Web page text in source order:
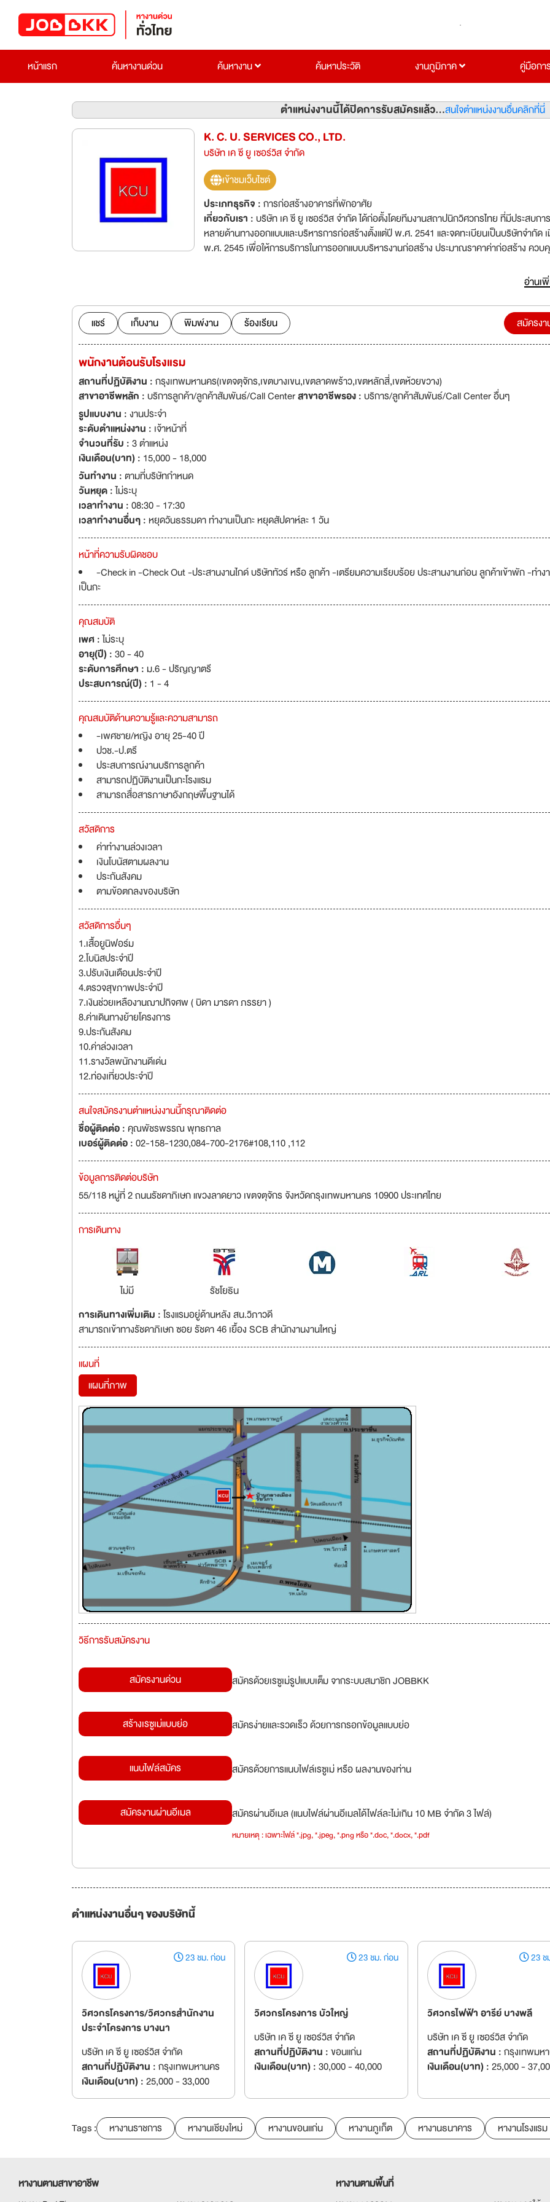
หน้าแรก ค้นหางานด่วน ค้นหางาน ค้นหาประวัติ งานภูมิภาค คู่มือกา
ตำแหน่งงานนี้ได้ปิดการรับสมัครแล้ว...สนใจตำแหน่งงานอื่นคลิกที่นี่
K. C. U. SERVICES CO., LTD.
บริษัท เค ซี ยู เซอร์วิส จำกัด
เข้าชมเว็บไซต์
ประเภทธุรกิจ :การก่อสร้างอาคารที่พักอาศัย
เกี่ยวกับเรา :บริษัท เค ซี ยู เซอร์วิส จำกัด ได้ก่อตั้งโดยทีมงานสถาปนิกวิศวกรไทย ที่มีประสบก
หลายด้านทางออกแบบและบริหารการก่อสร้างตั้งแต่ปี พ.ศ. 2541 และจดทะเบียนเป็นบริษัทจำกัด
พ.ศ. 2545 เพื่อให้การบริการในการออกแบบบริหารงานก่อสร้าง ประมาณราคาค่าก่อสร้าง ควบ
และความชำนาญในงานสาขาต่างๆ ทางด้านการบริหารงานก่อสร้าง ควบคุมงานก่อสร้าง ศึกษาและ
ออกแบบรายละเอียดในสาขาสถาปัตยกรรม วิศวกรรมโครงสร้าง วิศวกรรมไฟฟ้า วิศวกรรมเครื่
วิศวกรสุขาภิบาล ประมาณราคาค่าก่อสร้าง ตลอดจนศึกษาความเป็นไปได้งานโครงการทางด้านอ
เป็นต้น บริษัทฯ ประกอบด้วยทีมงาน บุคลากร ที่มีประสบการณ์ และความชำนาญในการบริหารงา
ก่อสร้างควบคุมงานก่อสร้าง ประมาณราคาค่าก่อสร้างและออกแบบด้านวิศวกรรมทุกสาขา ตลอ
อ่านเ
แชร์ เก็บงาน พิมพ์งาน ร้องเรียน สมัครง
พนักงานต้อนรับโรงแรม
สถานที่ปฏิบัติงาน :กรุงเทพมหานคร(เขตจตุจักร,เขตบางเขน,เขตลาดพร้าว,เขตหลักสี่,เขตห้วยขวาง)
สาขาอาชีพหลัก :บริการลูกค้า/ลูกค้าสัมพันธ์/Call Centerสาขาอาชีพรอง :บริการ/ลูกค้าสัมพันธ์/Call Center อื่นๆ
รูปแบบงาน :งานประจำ
ระดับตำแหน่งงาน : เจ้าหน้าที่
จำนวนที่รับ :3 ตำแหน่ง
เงินเดือน(บาท) : 15,000 - 18,000
วันทำงาน :ตามที่บริษัทกำหนด
วันหยุด :ไม่ระบุ
เวลาทำงาน :08:30 - 17:30
เวลาทำงานอื่นๆ :หยุดวันธรรมดา ทำงานเป็นกะ หยุดสัปดาห์ละ 1 วัน
หน้าที่ความรับผิดชอบ
-Check in -Check Out -ประสานงานไกด์ บริษัททัวร์ หรือ ลูกค้า -เตรียมความเรียบร้อย ประสานงานก่อน ลูกค้าเข้าพัก -ทำง
เป็นกะ
คุณสมบัติ
เพศ :ไม่ระบุ
อายุ(ปี) :30 - 40
ระดับการศึกษา : ม.6 - ปริญญาตรี
ประสบการณ์(ปี) : 1 - 4
คุณสมบัติด้านความรู้และความสามารถ
-เพศชาย/หญิง อายุ 25-40 ปี
ปวช.-ป.ตรี
ประสบการณ์งานบริการลูกค้า
สามารถปฏิบัติงานเป็นกะโรงแรม
สามารถสื่อสารภาษาอังกฤษพื้นฐานได้
สวัสดิการ
ค่าทำงานล่วงเวลา
เงินโบนัสตามผลงาน
ประกันสังคม
ตามข้อตกลงของบริษัท
สวัสดิการอื่นๆ
1.เสื้อยูนิฟอร์ม
2.โบนิสประจำปี
3.ปรับเงินเดือนประจำปี
4.ตรวจสุขภาพประจำปี
7.เงินช่วยเหลืองานฌาปกิจศพ ( บิดา มารดา ภรรยา )
8.ค่าเดินทางย้ายโครงการ
9.ประกันสังคม
10.ค่าล่วงเวลา
11.รางวัลพนักงานดีเด่น
12.ท่องเที่ยวประจำปี
สนใจสมัครงานตำแหน่งงานนี้กรุณาติดต่อ
ชื่อผู้ติดต่อ :คุณพัชรพรรณ พุทธกาล
เบอร์ผู้ติดต่อ :02-158-1230,084-700-2176#108,110 ,112
ข้อมูลการติดต่อบริษัท
55/118 หมู่ที่ 2 ถนนรัชดาภิเษก แขวงลาดยาว เขตจตุจักร จังหวัดกรุงเทพมหานคร 10900 ประเทศไทย
การเดินทาง
ไม่มี
รัชโยธิน
การเดินทางเพิ่มเติม :โรงแรมอยู่ด้านหลัง สน.วิภาวดี
สามารถเข้าทางรัชดาภิเษก ซอย รัชดา 46 เยื้อง SCB สำนักงานงานใหญ่
แผนที่
แผนที่ภาพ
วิธีการรับสมัครงาน
สมัครงานด่วน สมัครด้วยเรซูเม่รูปแบบเต็ม จากระบบสมาชิก JOBBKK
สร้างเรซูเม่แบบย่อ สมัครง่ายและรวดเร็ว ด้วยการกรอกข้อมูลแบบย่อ
แนบไฟล์สมัคร สมัครด้วยการแนบไฟล์เรซูเม่ หรือ ผลงานของท่าน
สมัครงานผ่านอีเมล สมัครผ่านอีเมล (แนบไฟล์ผ่านอีเมลได้ไฟล์ละไม่เกิน 10 MB จำกัด 3 ไฟล์)
หมายเหตุ : เฉพาะไฟล์ *.jpg, *.jpeg, *.png หรือ *.doc, *.docx, *.pdf
ตำแหน่งงานอื่นๆ ของบริษัทนี้
23 ชม. ก่อน
วิศวกรโครงการ/วิศวกรสำนักงาน
ประจำโครงการ บางนา
บริษัท เค ซี ยู เซอร์วิส จำกัด
สถานที่ปฏิบัติงาน :กรุงเทพมหานคร
เงินเดือน(บาท) :25,000 - 33,000
23 ชม. ก่อน
วิศวกรโครงการ บัวใหญ่
บริษัท เค ซี ยู เซอร์วิส จำกัด
สถานที่ปฏิบัติงาน :ขอนแก่น
เงินเดือน(บาท) :30,000 - 40,000
23 ช
วิศวกรไฟฟ้า อารีย์ บางพลี
บริษัท เค ซี ยู เซอร์วิส จำกัด
สถานที่ปฏิบัติงาน :กรุงเทพมห
เงินเดือน(บาท) :25,000 -
Tags : หางานราชการ หางานเชียงใหม่ หางานขอนแก่น หางานภูเก็ต หางานธนาคาร หางานโรงแรม
หางานตามสาขาอาชีพ หางานตามพื้นที่